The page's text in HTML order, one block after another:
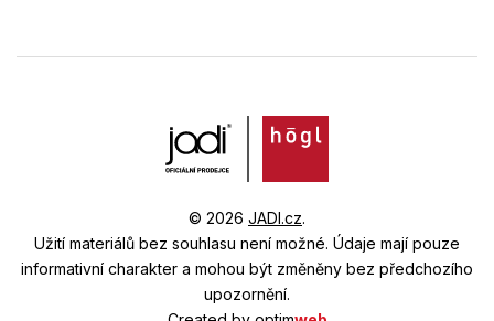
© 2026 JADI.cz.
Užití materiálů bez souhlasu není možné. Údaje mají pouze
informativní charakter a mohou být změněny bez předchozího
upozornění.